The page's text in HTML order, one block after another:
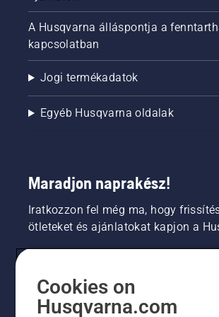
A Husqvarna álláspontja a
kapcsolatban
Jogi termékadatok
Egyéb Husqvarna oldalak
Maradjon naprakész!
Iratkozzon fel még ma, hogy
ötleteket és ajánlatokat kapjon a
Cookies on
Husqvarna.com